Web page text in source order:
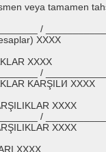
veya tamamen
/
XXXX
XXXX
/
KARŞILI⁄I XXXX
XXXX
/
XXXX
XXXX